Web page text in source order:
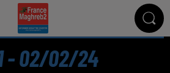
- 02/02/24